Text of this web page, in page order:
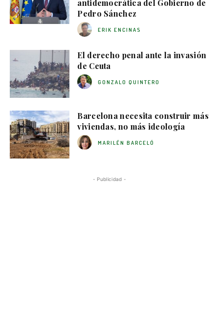
antidemocrática del Gobierno de
Pedro Sánchez
ERIK ENCINAS
El derecho penal ante la invasión
de Ceuta
GONZALO QUINTERO
Barcelona necesita construir más
viviendas, no más ideología
MARILÉN BARCELÓ
- Publicidad -